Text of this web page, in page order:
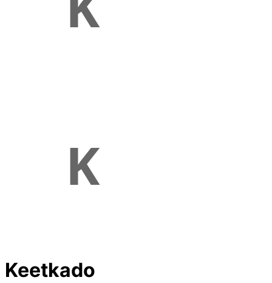
Keetkado